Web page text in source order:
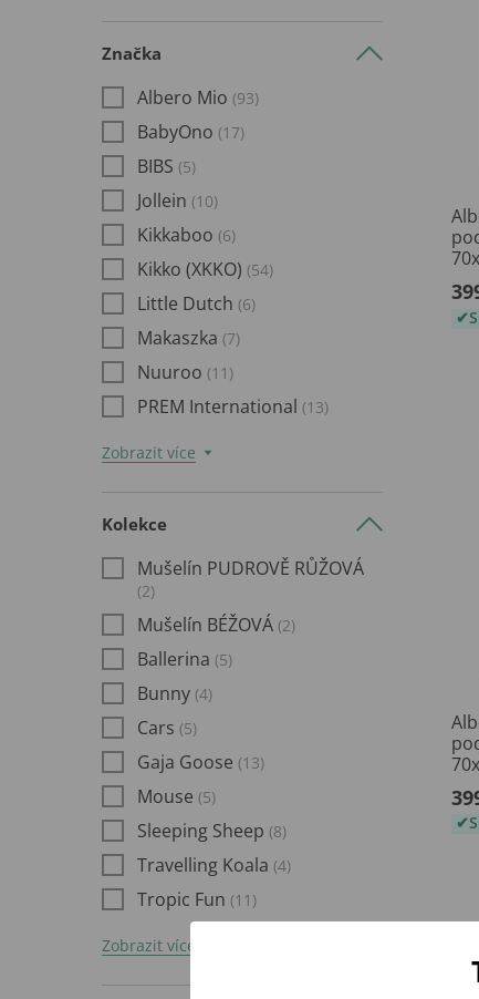
Značka
Albero Mio (93)
BabyOno (17)
BIBS (5)
Jollein (10)
Kikkaboo (6)
Kikko (XKKO) (54)
Little Dutch (6)
Makaszka (7)
Nuuroo (11)
PREM International (13)
Zobrazit více
Kolekce
Mušelín PUDROVĚ RŮŽOVÁ
(2)
Mušelín BÉŽOVÁ (2)
Ballerina (5)
Bunny (4)
Cars (5)
Gaja Goose (13)
Mouse (5)
Sleeping Sheep (8)
Travelling Koala (4)
Tropic Fun (11)
Zobrazit více